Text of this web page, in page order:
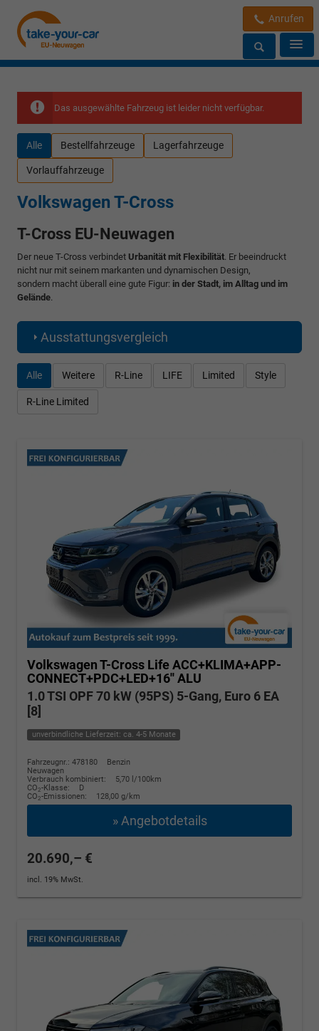
Anrufen
Das ausgewählte Fahrzeug ist leider nicht verfügbar.
Alle Bestellfahrzeuge Lagerfahrzeuge
Vorlauffahrzeuge
Volkswagen T-Cross
T-Cross EU-Neuwagen
Der neue T-Cross verbindet Urbanität mit Flexibilität . Er beeindruckt
nicht nur mit seinem markanten und dynamischen Design,
sondern macht überall eine gute Figur: in der Stadt, im Alltag und im
Gelände
Ausstattungsvergleich
Alle Weitere R-Line LIFE Limited Style
R-Line Limited
Volkswagen T-Cross Life ACC+KLIMA+APP-
CONNECT+PDC+LED+16'' ALU
1.0 TSI OPF 70 kW (95PS) 5-Gang, Euro 6 EA
[8]
unverbindliche Lieferzeit: ca. 4-5 Monate
Fahrzeugnr.: 478180
Benzin
Neuwagen
Verbrauch kombiniert:
5,70 l/100km
CO2-Klasse:
D
CO2-Emissionen: 128,00 g/km
» Angebotdetails
20.690,– €
incl. 19% MwSt.